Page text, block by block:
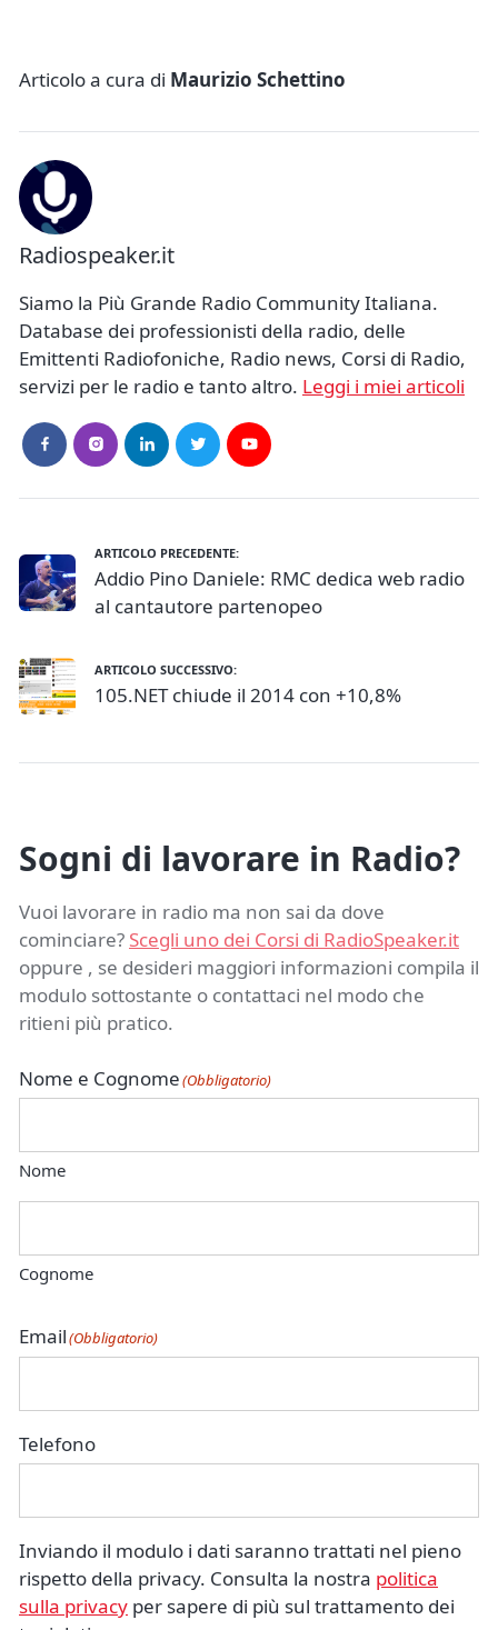
Articolo a cura di Maurizio Schettino
Radiospeaker.it
Siamo la Più Grande Radio Community Italiana.
Database dei professionisti della radio, delle
Emittenti Radiofoniche, Radio news, Corsi di Radio,
servizi per le radio e tanto altro. Leggi i miei articoli
ARTICOLO PRECEDENTE:
Addio Pino Daniele: RMC dedica web radio
al cantautore partenopeo
ARTICOLO SUCCESSIVO:
105.NET chiude il 2014 con +10,8%
Sogni di lavorare in Radio?
Vuoi lavorare in radio ma non sai da dove
cominciare? Scegli uno dei Corsi di RadioSpeaker.it
oppure , se desideri maggiori informazioni compila il
modulo sottostante o contattaci nel modo che
ritieni più pratico.
Nome e Cognome(Obbligatorio)
Nome
Cognome
Email(Obbligatorio)
Telefono
Inviando il modulo i dati saranno trattati nel pieno
rispetto della privacy. Consulta la nostra politica
sulla privacy per sapere di più sul trattamento dei